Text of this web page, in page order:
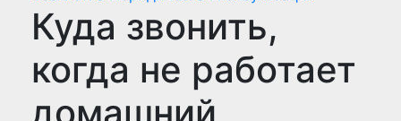
Куда звонить,
когда не работает